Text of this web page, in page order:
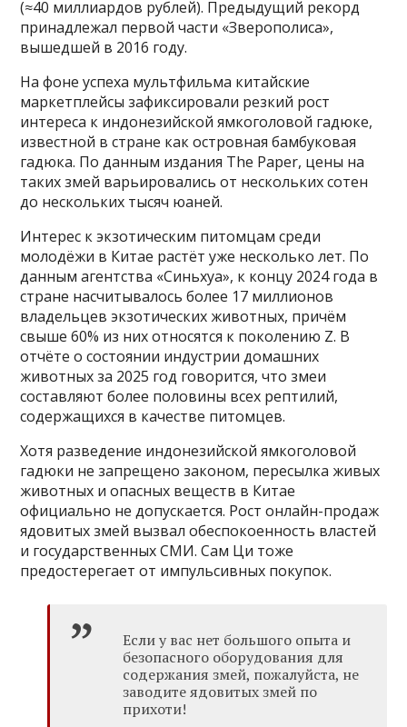
(≈40 миллиардов рублей). Предыдущий рекорд
принадлежал первой части «Зверополиса»,
вышедшей в 2016 году.
На фоне успеха мультфильма китайские
маркетплейсы зафиксировали резкий рост
интереса к индонезийской ямкоголовой гадюке,
известной в стране как островная бамбуковая
гадюка. По данным издания The Paper, цены на
таких змей варьировались от нескольких сотен
до нескольких тысяч юаней.
Интерес к экзотическим питомцам среди
молодёжи в Китае растёт уже несколько лет. По
данным агентства «Синьхуа», к концу 2024 года в
стране насчитывалось более 17 миллионов
владельцев экзотических животных, причём
свыше 60% из них относятся к поколению Z. В
отчёте о состоянии индустрии домашних
животных за 2025 год говорится, что змеи
составляют более половины всех рептилий,
содержащихся в качестве питомцев.
Хотя разведение индонезийской ямкоголовой
гадюки не запрещено законом, пересылка живых
животных и опасных веществ в Китае
официально не допускается. Рост онлайн-продаж
ядовитых змей вызвал обеспокоенность властей
и государственных СМИ. Сам Ци тоже
предостерегает от импульсивных покупок.
Если у вас нет большого опыта и
безопасного оборудования для
содержания змей, пожалуйста, не
заводите ядовитых змей по
прихоти!